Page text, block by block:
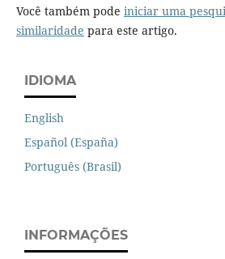
Você também pode iniciar uma
similaridade para este artigo.
IDIOMA
English
Español (España)
Português (Brasil)
INFORMAÇÕES